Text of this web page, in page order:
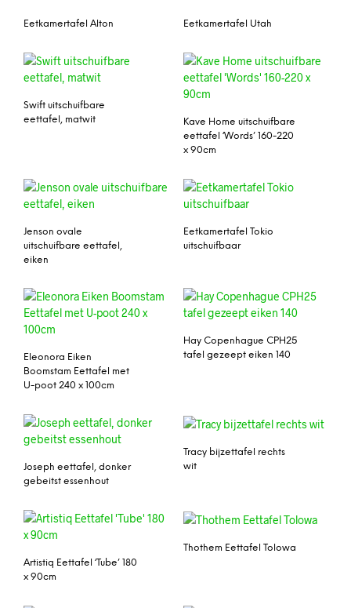
Eetkamertafel Alton Eetkamertafel Utah
Swift uitschuifbare
eettafel, matwit
Kave Home uitschuifbare
eettafel ‘Words’ 160-220
x 90cm
Jenson ovale
uitschuifbare eettafel,
eiken
Eetkamertafel Tokio
uitschuifbaar
Eleonora Eiken
Boomstam Eettafel met
U-poot 240 x 100cm
Hay Copenhague CPH25
tafel gezeept eiken 140
Joseph eettafel, donker
gebeitst essenhout
Tracy bijzettafel rechts
wit
Artistiq Eettafel ‘Tube’ 180
x 90cm
Thothem Eettafel Tolowa